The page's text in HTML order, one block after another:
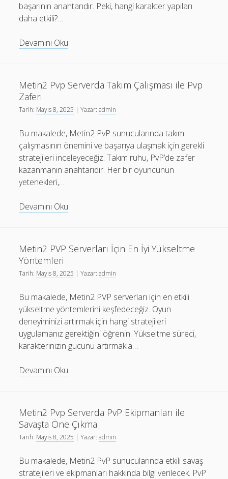
başarının anahtarıdır. Peki, hangi karakter yapıları
daha etkili?…
Devamını Oku
Karakter
Metin2 Pvp Serverda Takım Çalışması ile Pvp
Zaferi
Tarih: Mayıs 8, 2025 | Yazar:admin
Bu makalede, Metin2 PvP sunucularında takım
çalışmasının önemini ve başarıya ulaşmak için gerekli
stratejileri inceleyeceğiz. Takım ruhu, PvP’de zafer
kazanmanın anahtarıdır. Her bir oyuncunun
yetenekleri,…
Devamını Oku
Çalışması
Pvp
Zaferi
Metin2 PVP Serverları İçin En İyi Yükseltme
Yöntemleri
Tarih: Mayıs 8, 2025 | Yazar:admin
Bu makalede, Metin2 PVP serverları için en etkili
yükseltme yöntemlerini keşfedeceğiz. Oyun
deneyiminizi artırmak için hangi stratejileri
uygulamanız gerektiğini öğrenin. Yükseltme süreci,
karakterinizin gücünü artırmakla…
Devamını Oku
En
İyi
Yükseltme
Yöntemleri
Metin2 Pvp Serverda PvP Ekipmanları ile
Savaşta Öne Çıkma
Tarih: Mayıs 8, 2025 | Yazar:admin
Bu makalede, Metin2 PvP sunucularında etkili savaş
stratejileri ve ekipmanları hakkında bilgi verilecek. PvP